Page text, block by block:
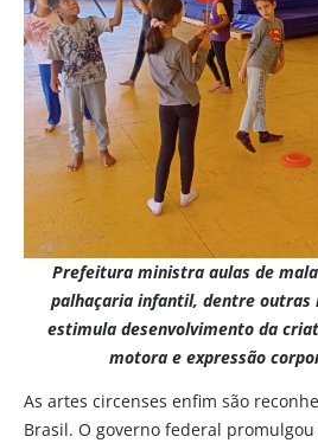
Prefeitura ministra aulas de
palhaçaria infantil, dentre outras
estimula desenvolvimento da
motora e expressão
As artes circenses enfim são
Brasil. O governo federal